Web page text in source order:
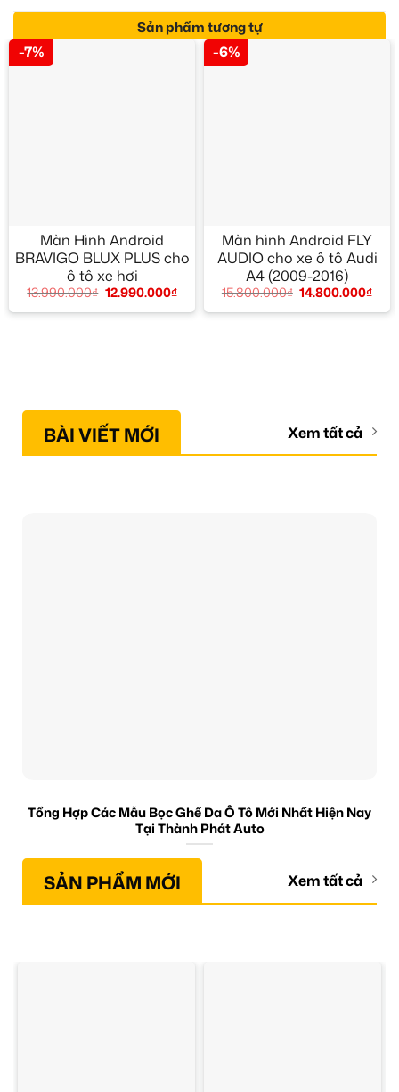
Sản phẩm tương tự
-7%
Màn Hình Android
BRAVIGO BLUX PLUS cho
ô tô xe hơi
13.990.000₫ 12.990.000₫
-6%
Màn hình Android FLY
AUDIO cho xe ô tô Audi
A4 (2009-2016)
15.800.000₫ 14.800.000₫
BÀI VIẾT MỚI Xem tất cả
Tổng Hợp Các Mẫu Bọc Ghế Da Ô Tô Mới Nhất Hiện Nay
Tại Thành Phát Auto
SẢN PHẨM MỚI Xem tất cả